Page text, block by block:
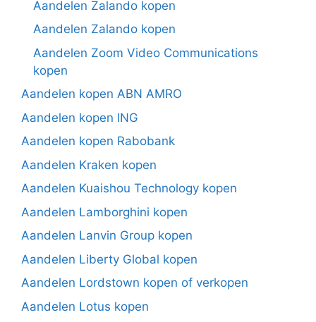
Aandelen Zalando kopen
Aandelen Zalando kopen
Aandelen Zoom Video Communications
kopen
Aandelen kopen ABN AMRO
Aandelen kopen ING
Aandelen kopen Rabobank
Aandelen Kraken kopen
Aandelen Kuaishou Technology kopen
Aandelen Lamborghini kopen
Aandelen Lanvin Group kopen
Aandelen Liberty Global kopen
Aandelen Lordstown kopen of verkopen
Aandelen Lotus kopen